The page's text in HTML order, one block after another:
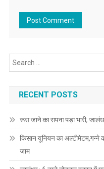
RECENT POSTS
रूस जाने का सपना पड़ा भारी,
किसान यूनियन का अल्टीमेटम,गन्ने
जाम